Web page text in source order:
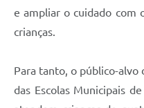
e ampliar o cuidado com
crianças.
Para tanto, o público-alvo
das Escolas Municipais